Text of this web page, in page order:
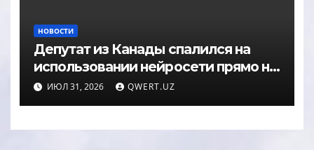
НОВОСТИ
Депутат из Канады спалился на
использовании нейросети прямо на
заседании
ИЮЛ 31, 2026 QWERT.UZ